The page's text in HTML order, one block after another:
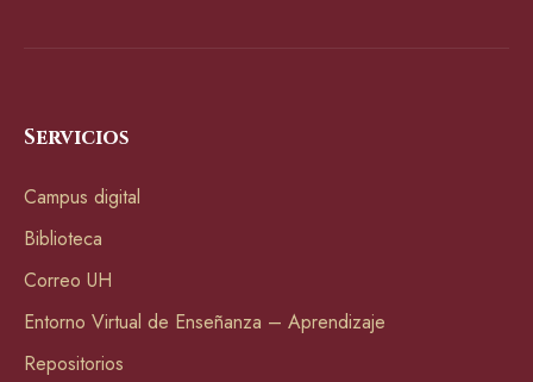
Servicios
Campus digital
Biblioteca
Correo UH
Entorno Virtual de Enseñanza – Aprendizaje
Repositorios